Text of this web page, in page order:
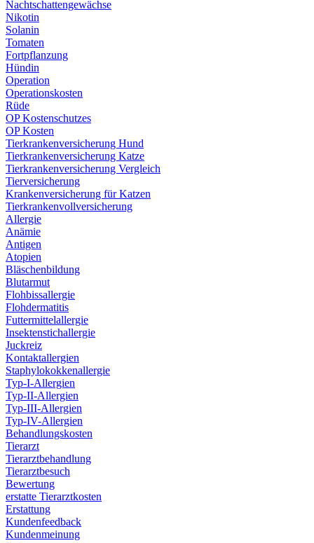
Nachtschattengewächse
Nikotin
Solanin
Tomaten
Fortpflanzung
Hündin
Operation
Operationskosten
Rüde
OP Kostenschutzes
OP Kosten
Tierkrankenversicherung Hund
Tierkrankenversicherung Katze
Tierkrankenversicherung Vergleich
Tierversicherung
Krankenversicherung für Katzen
Tierkrankenvollversicherung
Allergie
Anämie
Antigen
Atopien
Bläschenbildung
Blutarmut
Flohbissallergie
Flohdermatitis
Futtermittelallergie
Insektenstichallergie
Juckreiz
Kontaktallergien
Staphylokokkenallergie
Typ-I-Allergien
Typ-II-Allergien
Typ-III-Allergien
Typ-IV-Allergien
Behandlungskosten
Tierarzt
Tierarztbehandlung
Tierarztbesuch
Bewertung
erstatte Tierarztkosten
Erstattung
Kundenfeedback
Kundenmeinung